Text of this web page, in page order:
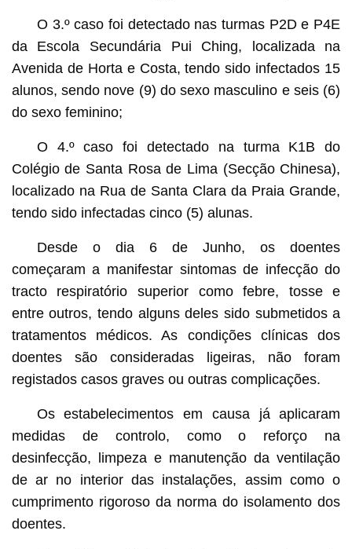
O 3.º caso foi detectado nas turmas P2D e P4E
da Escola Secundária Pui Ching, localizada na
Avenida de Horta e Costa, tendo sido infectados 15
alunos, sendo nove (9) do sexo masculino e seis (6)
do sexo feminino;
O 4.º caso foi detectado na turma K1B do
Colégio de Santa Rosa de Lima (Secção Chinesa),
localizado na Rua de Santa Clara da Praia Grande,
tendo sido infectadas cinco (5) alunas.
Desde o dia 6 de Junho, os doentes
começaram a manifestar sintomas de infecção do
tracto respiratório superior como febre, tosse e
entre outros, tendo alguns deles sido submetidos a
tratamentos médicos. As condições clínicas dos
doentes são consideradas ligeiras, não foram
registados casos graves ou outras complicações.
Os estabelecimentos em causa já aplicaram
medidas de controlo, como o reforço na
desinfecção, limpeza e manutenção da ventilação
de ar no interior das instalações, assim como o
cumprimento rigoroso da norma do isolamento dos
doentes.